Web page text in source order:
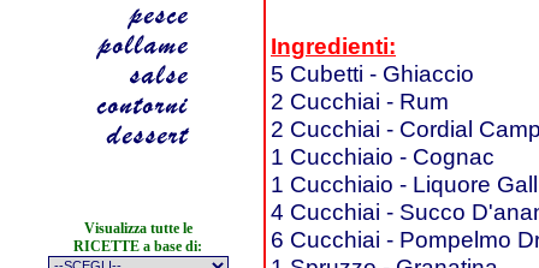
Visualizza tutte le
RICETTE a base di:
Ingredienti:
5 Cubetti - Ghiaccio
2 Cucchiai - Rum
2 Cucchiai - Cordial
1 Cucchiaio - Cognac
1 Cucchiaio - Liquore
4 Cucchiai - Succo
6 Cucchiai - Pompelmo